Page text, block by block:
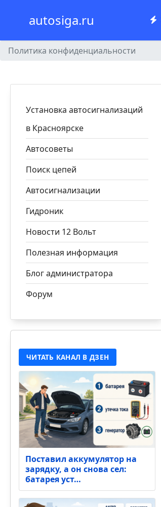
autosiga.ru
Политика конфиденциальности
Установка автосигнализаций
в Красноярске
Автосоветы
Поиск цепей
Автосигнализации
Гидроник
Новости 12 Вольт
Полезная информация
Блог администратора
Форум
ЧИТАТЬ КАНАЛ В ДЗЕН
Поставил аккумулятор на
зарядку, а он снова сел:
батарея уст…